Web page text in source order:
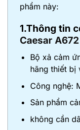
phẩm này:
1.Thông tin
Caesar A672
Bộ xả cảm
hãng thiết bị
Công nghệ:
Sản phẩm
không cần